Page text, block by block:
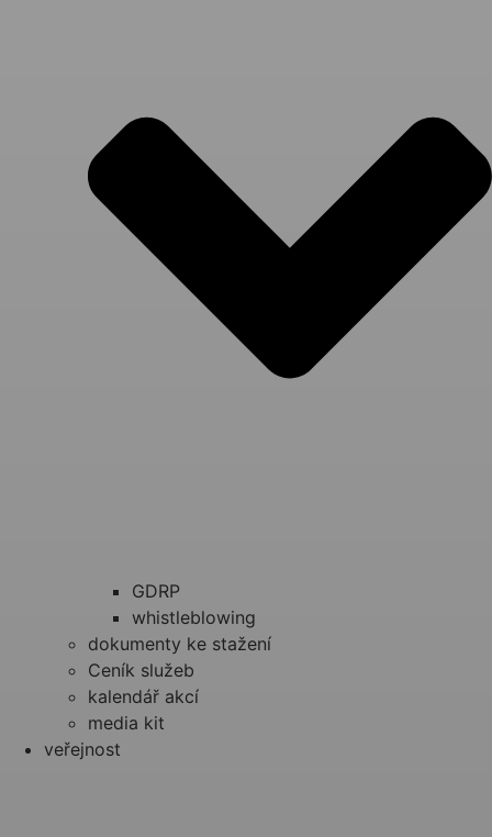
GDRP
whistleblowing
dokumenty ke stažení
Ceník služeb
kalendář akcí
media kit
veřejnost